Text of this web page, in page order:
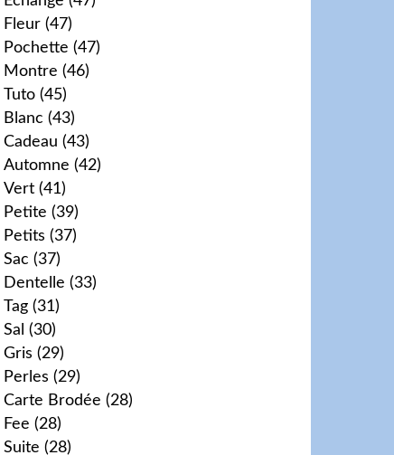
Fleur (47)
Pochette (47)
Montre (46)
Tuto (45)
Blanc (43)
Cadeau (43)
Automne (42)
Vert (41)
Petite (39)
Petits (37)
Sac (37)
Dentelle (33)
Tag (31)
Sal (30)
Gris (29)
Perles (29)
Carte Brodée (28)
Fee (28)
Suite (28)